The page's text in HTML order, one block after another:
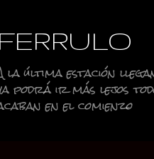
FERRULO
la última estación
podrá ir más lejos
en el comienzo